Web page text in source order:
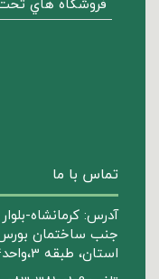
تماس با ما
جنب ساختمان
استان، طبقه 3،واحد4